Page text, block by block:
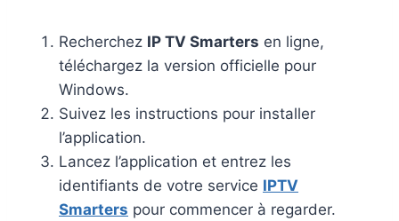
Recherchez IP TV Smarters en ligne,
téléchargez la version officielle pour
Windows.
Suivez les instructions pour installer
l’application.
Lancez l’application et entrez les
identifiants de votre service IPTV
Smarters pour commencer à regarder.